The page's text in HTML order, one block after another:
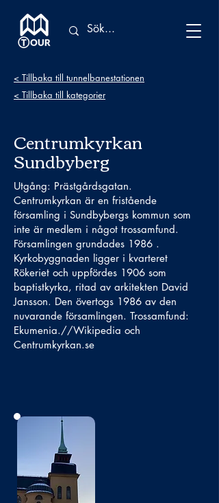
< Tillbaka till tunnelbanestationen
< Tillbaka till kategorier
Centrumkyrkan
Sundbyberg
Utgång: Prästgårdsgatan.
Centrumkyrkan är en fristående
församling i Sundbybergs kommun som
inte är medlem i något trossamfund.
Församlingen grundades 1986 .
Kyrkobyggnaden ligger i kvarteret
Rökeriet och uppfördes 1906 som
baptistkyrka, ritad av arkitekten David
Jansson. Den övertogs 1986 av den
nuvarande församlingen. Trossamfund:
Ekumenia.//Wikipedia och
Centrumkyrkan.se
Bild
saknas